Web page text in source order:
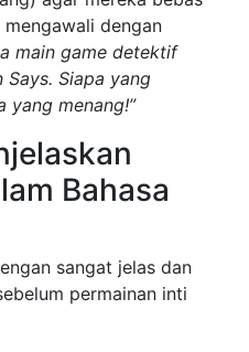
dengan
main game detektif
Says. Siapa yang
yang menang!”
Bahasa
sangat jelas dan
permainan inti